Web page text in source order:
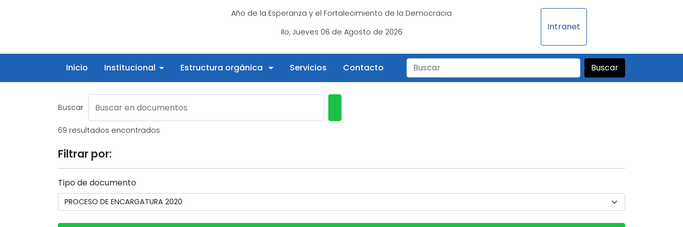
Año de la Esperanza y el Fortalecimiento de la Democracia
Ilo, Jueves 06 de Agosto de 2026
Intranet
Inicio Institucional Estructura orgánica Servicios Contacto Buscar
Buscar
69 resultados encontrados
Filtrar por:
Tipo de documento